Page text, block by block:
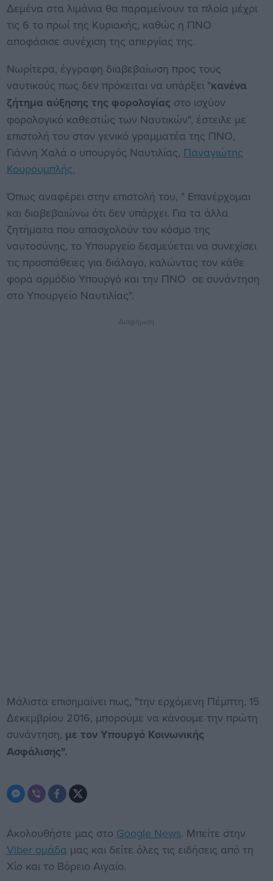
Δεμένα στα λιμάνια θα παραμείνουν τα πλοία μέχρι
τις 6 το πρωί της Κυριακής, καθώς η ΠΝΟ
αποφάσισε συνέχιση της απεργίας της.
Νωρίτερα, έγγραφη διαβεβαίωση προς τους
ναυτικούς πως δεν πρόκειται να υπάρξει "κανένα
ζήτημα αύξησης της φορολογίας στο ισχύον
φορολογικό καθεστώς των Ναυτικών", έστειλε με
επιστολή του στον γενικό γραμματέα της ΠΝΟ,
Γιάννη Χαλά ο υπουργός Ναυτιλίας, Παναγιώτης
Κουρουμπλής.
Όπως αναφέρει στην επιστολή του, " Επανέρχομαι
και διαβεβαιώνω ότι δεν υπάρχει. Για τα άλλα
ζητήματα που απασχολούν τον κόσμο της
ναυτοσύνης, το Υπουργείο δεσμεύεται να συνεχίσει
τις προσπάθειες για διάλογο, καλώντας τον κάθε
φορά αρμόδιο Υπουργό και την ΠΝΟ σε συνάντηση
στο Υπουργείο Ναυτιλίας".
Διαφήμιση
Μάλιστα επισημαίνει πως, "την ερχόμενη Πέμπτη, 15
Δεκεμβρίου 2016, μπορούμε να κάνουμε την πρώτη
συνάντηση, με τον Υπουργό Κοινωνικής
Ασφάλισης".
Ακολουθήστε μας στο Google News. Μπείτε στην
Viber ομάδα μας και δείτε όλες τις ειδήσεις από τη
Χίο και το Βόρειο Αιγαίο.